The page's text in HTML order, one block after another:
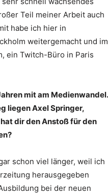
Teil meiner Arbeit auch
habe ich hier in
weitergemacht und im
ein Twitch-Büro in Paris
mit am Medienwandel.
liegen Axel Springer,
dir den Anstoß für den
schon viel länger, weil ich
herausgegeben
bei der neuen